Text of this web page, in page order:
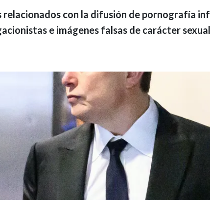
con la difusión de pornografía
e imágenes falsas de carácter